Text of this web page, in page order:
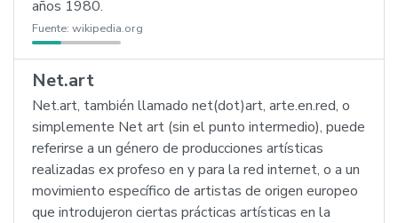
años 1980.
Fuente: wikipedia.org
Net.art
Net.art, también llamado net(dot)art, arte.en.red, o
simplemente Net art (sin el punto intermedio), puede
referirse a un género de producciones artísticas
realizadas ex profeso en y para la red internet, o a un
movimiento específico de artistas de origen europeo
que introdujeron ciertas prácticas artísticas en la